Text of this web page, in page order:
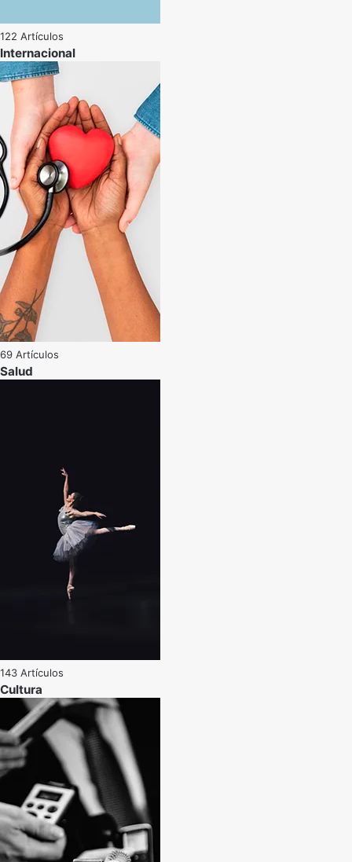
122 Artículos
Internacional
69 Artículos
Salud
143 Artículos
Cultura